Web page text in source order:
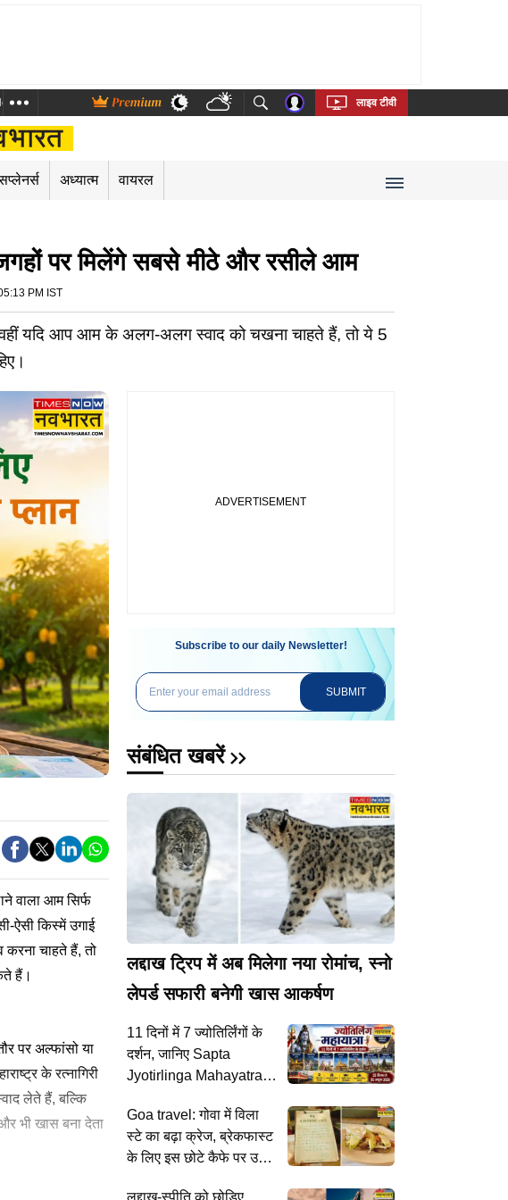
and Me Marathi Bengali Telugu Tamil Kannada Malayalam
लाइव टीवी
अध्यात्म वायरल
पर मिलेंगे सबसे मीठे और रसीले आम
PM IST
यदि आप आम के अलग-अलग स्वाद को चखना चाहते हैं, तो ये 5
वाला आम सिर्फ
ऐसी किस्में उगाई
चाहते हैं, तो
हैं।
पर अल्फांसो या
के रत्नागिरी
लेते हैं, बल्कि
भी खास बना देता
Subscribe to our daily Newsletter!
SUBMIT
संबंधित खबरें
लद्दाख ट्रिप में अब मिलेगा नया रोमांच, स्नो
लेपर्ड सफारी बनेगी खास आकर्षण
11 दिनों में 7 ज्योतिर्लिंगों के
दर्शन, जानिए Sapta
Jyotirlinga Mahayatra
Goa travel: गोवा में विला
स्टे का बढ़ा क्रेज, ब्रेकफास्ट
के लिए इस छोटे कैफे पर उमड़
लद्दाख-स्पीति को छोड़िए,